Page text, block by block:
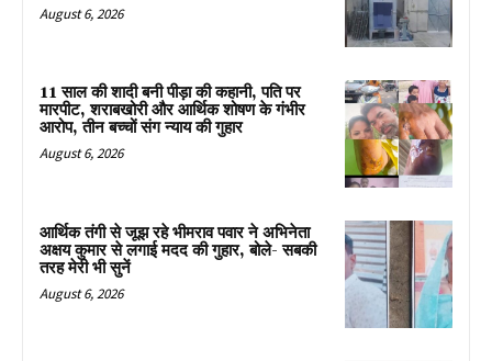
August 6, 2026
11 साल की शादी बनी पीड़ा की कहानी, पति पर
मारपीट, शराबखोरी और आर्थिक शोषण के गंभीर
आरोप, तीन बच्चों संग न्याय की गुहार
August 6, 2026
आर्थिक तंगी से जूझ रहे भीमराव पवार ने अभिनेता
अक्षय कुमार से लगाई मदद की गुहार, बोले- सबकी
तरह मेरी भी सुनें
August 6, 2026